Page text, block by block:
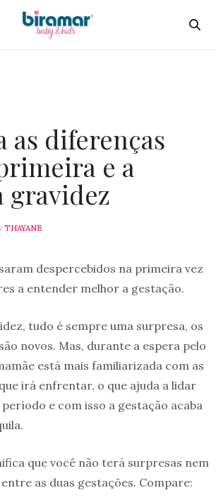
as diferenças
e a
gravidez
THAYANE
despercebidos na primeira vez
a entender melhor a gestação.
tudo é sempre uma surpresa, os
novos. Mas, durante a espera pelo
está mais familiarizada com as
irá enfrentar, o que ajuda a lidar
e com isso a gestação acaba
que você não terá surpresas nem
as duas gestações. Compare: